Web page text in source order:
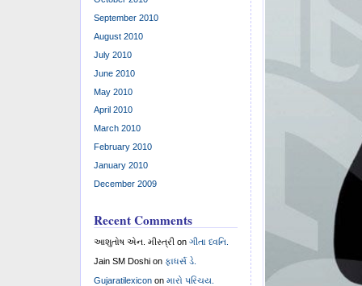
адресом.
придумать͏
действия͏
Бонусы В
В связи с
букмекеров и
September 2010
August 2010
July 2010
June 2010
May 2010
April 2010
March 2010
February 2010
January 2010
December 2009
Recent Comments
આશુતોષ એન. મીસ્ત્રી onગીતા ધ્વનિ.
Jain SM Doshi onફાધર્સ ડે.
Gujaratilexicon onમારો પરિચય.